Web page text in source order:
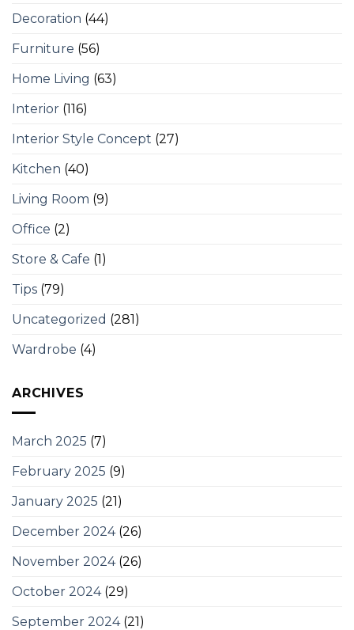
Decoration (44)
Furniture (56)
Home Living (63)
Interior (116)
Interior Style Concept (27)
Kitchen (40)
Living Room (9)
Office (2)
Store & Cafe (1)
Tips (79)
Uncategorized (281)
Wardrobe (4)
ARCHIVES
March 2025 (7)
February 2025 (9)
January 2025 (21)
December 2024(26)
November 2024(26)
October 2024(29)
September 2024(21)